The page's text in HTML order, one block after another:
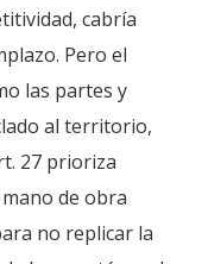
cabría
Pero el
las partes y
al territorio,
27 prioriza
de obra
no replicar la